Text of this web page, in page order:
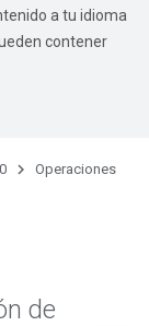
a tu idioma
contener
Operaciones
de